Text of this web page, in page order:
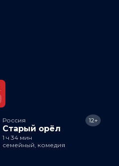
Россия
Старый орёл
12+
1 ч 34 мин
семейный, комедия